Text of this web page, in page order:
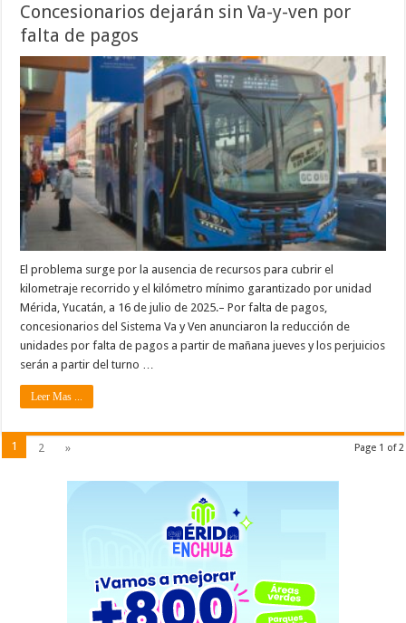
Concesionarios dejarán sin Va-y-ven por
falta de pagos
El problema surge por la ausencia de recursos para cubrir el
kilometraje recorrido y el kilómetro mínimo garantizado por unidad
Mérida, Yucatán, a 16 de julio de 2025.– Por falta de pagos,
concesionarios del Sistema Va y Ven anunciaron la reducción de
unidades por falta de pagos a partir de mañana jueves y los perjuicios
serán a partir del turno …
Leer Mas ...
Page 1 of 2
1 2 »